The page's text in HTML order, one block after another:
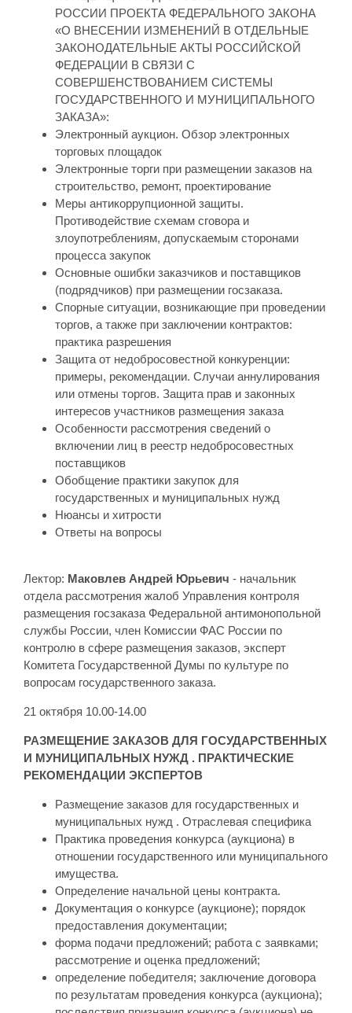
РОССИИ ПРОЕКТА ФЕДЕРАЛЬНОГО ЗАКОНА
«О ВНЕСЕНИИ ИЗМЕНЕНИЙ В ОТДЕЛЬНЫЕ
ЗАКОНОДАТЕЛЬНЫЕ АКТЫ РОССИЙСКОЙ
ФЕДЕРАЦИИ В СВЯЗИ С
СОВЕРШЕНСТВОВАНИЕМ СИСТЕМЫ
ГОСУДАРСТВЕННОГО И МУНИЦИПАЛЬНОГО
ЗАКАЗА»:
Электронный аукцион. Обзор электронных
торговых площадок
Электронные торги при размещении заказов на
строительство, ремонт, проектирование
Меры антикоррупционной защиты.
Противодействие схемам сговора и
злоупотреблениям, допускаемым сторонами
процесса закупок
Основные ошибки заказчиков и поставщиков
(подрядчиков) при размещении госзаказа.
Спорные ситуации, возникающие при проведении
торгов, а также при заключении контрактов:
практика разрешения
Защита от недобросовестной конкуренции:
примеры, рекомендации. Случаи аннулирования
или отмены торгов. Защита прав и законных
интересов участников размещения заказа
Особенности рассмотрения сведений о
включении лиц в реестр недобросовестных
поставщиков
Обобщение практики закупок для
государственных и муниципальных нужд
Нюансы и хитрости
Ответы на вопросы
Лектор: Маковлев Андрей Юрьевич - начальник
отдела рассмотрения жалоб Управления контроля
размещения госзаказа Федеральной антимонопольной
службы России, член Комиссии ФАС России по
контролю в сфере размещения заказов, эксперт
Комитета Государственной Думы по культуре по
вопросам государственного заказа.
21 октября 10.00-14.00
РАЗМЕЩЕНИЕ ЗАКАЗОВ ДЛЯ ГОСУДАРСТВЕННЫХ
И МУНИЦИПАЛЬНЫХ НУЖД . ПРАКТИЧЕСКИЕ
РЕКОМЕНДАЦИИ ЭКСПЕРТОВ
Размещение заказов для государственных и
муниципальных нужд . Отраслевая специфика
Практика проведения конкурса (аукциона) в
отношении государственного или муниципального
имущества.
Определение начальной цены контракта.
Документация о конкурсе (аукционе); порядок
предоставления документации;
форма подачи предложений; работа с заявками;
рассмотрение и оценка предложений;
определение победителя; заключение договора
по результатам проведения конкурса (аукциона);